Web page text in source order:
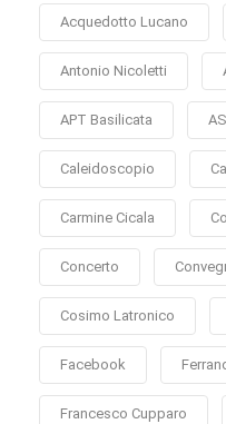
Acquedotto Lucano
Antonio Nicoletti
APT Basilicata
Caleidoscopio
Carmine Cicala
Concerto
Cosimo Latronico
Facebook
Francesco Cupparo